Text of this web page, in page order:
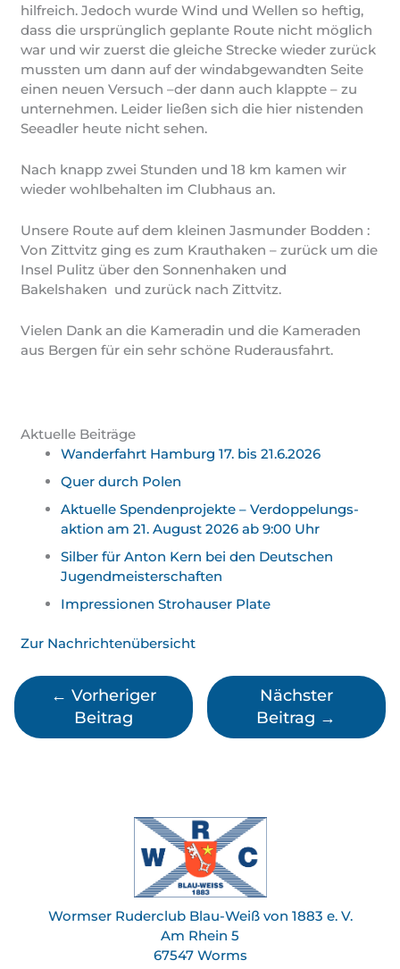
hilfreich. Jedoch wurde Wind und Wellen so heftig,
dass die ursprünglich geplante Route nicht möglich
war und wir zuerst die gleiche Strecke wieder zurück
mussten um dann auf der windabgewandten Seite
einen neuen Versuch –der dann auch klappte – zu
unternehmen. Leider ließen sich die hier nistenden
Seeadler heute nicht sehen.
Nach knapp zwei Stunden und 18 km kamen wir
wieder wohlbehalten im Clubhaus an.
Unsere Route auf dem kleinen Jasmunder Bodden :
Von Zittvitz ging es zum Krauthaken – zurück um die
Insel Pulitz über den Sonnenhaken und
Bakelshaken und zurück nach Zittvitz.
Vielen Dank an die Kameradin und die Kameraden
aus Bergen für ein sehr schöne Ruderausfahrt.
Aktuelle Beiträge
Wanderfahrt Hamburg 17. bis 21.6.2026
Quer durch Polen
Aktuelle Spendenprojekte – Verdoppelungs­
aktion am 21. August 2026 ab 9:00 Uhr
Silber für Anton Kern bei den Deutschen
Jugend­meister­schaften
Impressionen Strohauser Plate
Zur Nachrichtenübersicht
← Vorheriger
Beitrag
Nächster
Beitrag →
Wormser Ruderclub Blau-Weiß von 1883 e. V.
Am Rhein 5
67547 Worms